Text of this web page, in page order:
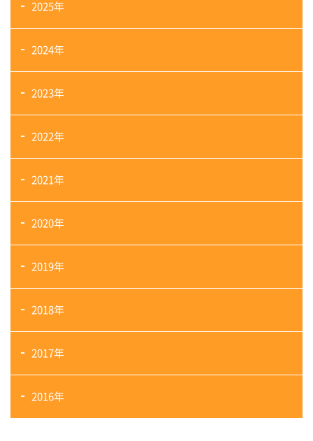
2025年
2024年
2023年
2022年
2021年
2020年
2019年
2018年
2017年
2016年